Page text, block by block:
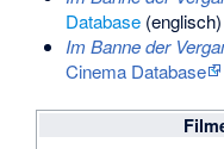
Database(englisch)
Im Banne der
Cinema Database